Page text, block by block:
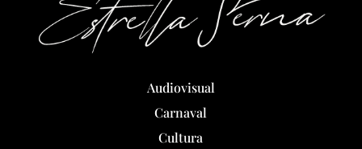
Audiovisual
Carnaval
Cultura